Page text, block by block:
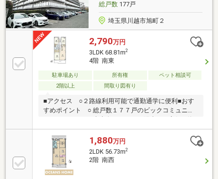
貸款（没有永住・0首付可）
総戸数177戸
埼玉県川越市旭町２
2,790万円
3LDK 68.81m2
4階 南東
駐車場あり 所有権
ペット相談可
2階以上
間取り図有り
■アクセス ○２路線利用可能で通勤通学に便利■おす
すめポイント ○ 総戸数１７７戸のビックコミュニテ
い勝手の良い3ＬＤＫ○ ＬＤＫ約１３．７帖○ 専有面積
６８．８１平米○ 全居室収納あり○ ウォークインクロ
ーゼット等収納充実○ スーパー・コンビニ・ドラッグ
ストア近く、住環境良好○ ペットと暮らせるマンショ
ン（細則有）■リフォーム内容（令和8年9月完了予
定）○ 新規交換：システムキッチン、ユニットバ
1,880万円
2LDK 56.73m2
2階 南西